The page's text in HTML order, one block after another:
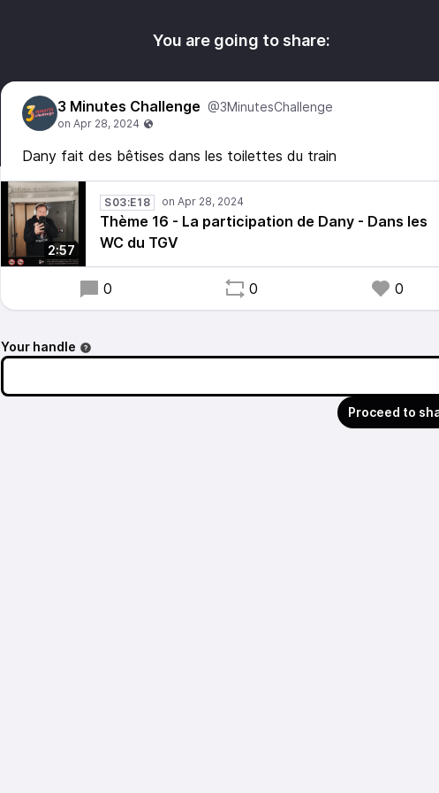
You are going to share:
3 Minutes Challenge @3MinutesChallenge
Dany fait des bêtises dans les toilettes du train
2:57
S03:E18
Thème 16 - La participation de Dany - Dans les
WC du TGV
0 0 0
Your handle
Proceed to